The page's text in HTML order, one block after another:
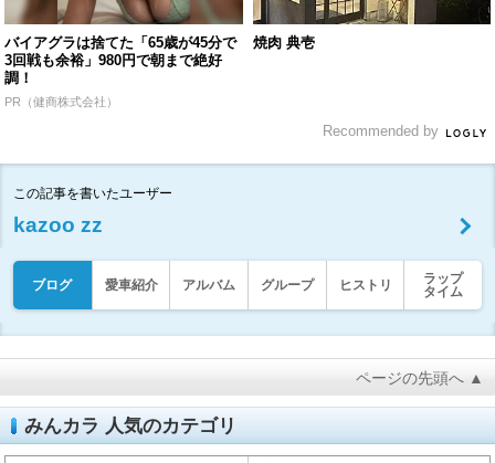
バイアグラは捨てた「65歳が45分で
3回戦も余裕」980円で朝まで絶好
調！
PR（健商株式会社）
焼肉 典壱
Recommended by
この記事を書いたユーザー
kazoo zz
ブログ 愛車紹介 アルバム グループ ヒストリ
ラップ
タイム
ページの先頭へ ▲
みんカラ 人気のカテゴリ